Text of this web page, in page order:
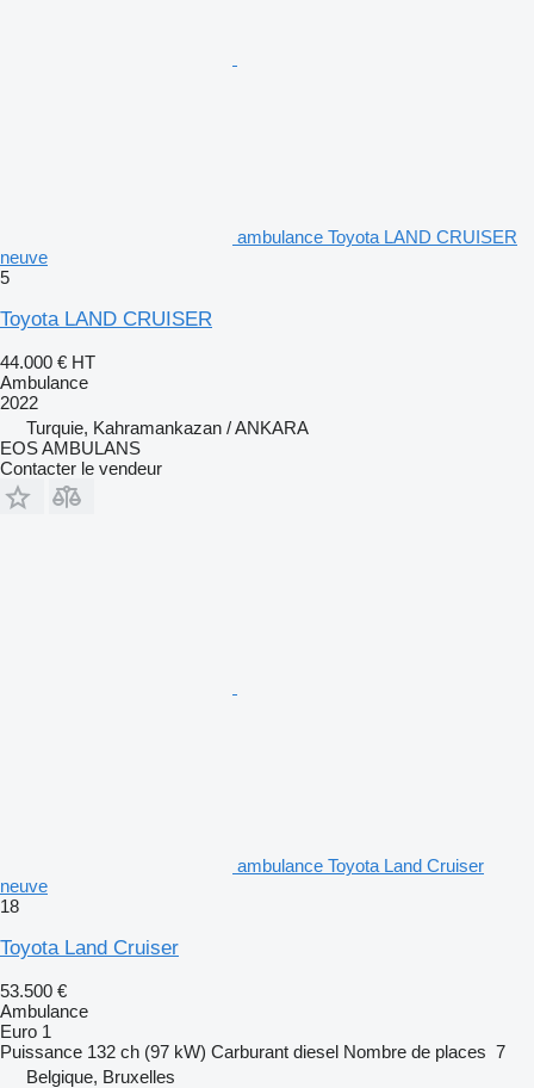
ambulance Toyota LAND CRUISER
neuve
5
Toyota LAND CRUISER
44.000 € HT
Ambulance
2022
Turquie, Kahramankazan / ANKARA
EOS AMBULANS
Contacter le vendeur
ambulance Toyota Land Cruiser
neuve
18
Toyota Land Cruiser
53.500 €
Ambulance
Euro 1
Puissance 132 ch (97 kW) Carburant diesel Nombre de places 7
Belgique, Bruxelles